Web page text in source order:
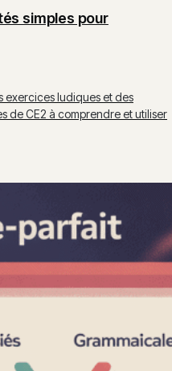
simples pour
exercices ludiques et des
de CE2 à comprendre et utiliser